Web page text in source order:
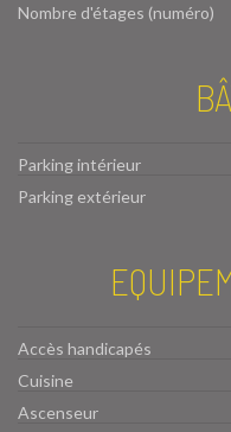
Nombre d'étages (numéro)
Parking intérieur
Parking extérieur
Accès handicapés
Cuisine
Ascenseur